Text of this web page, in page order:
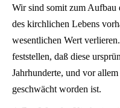
Wir sind somit zum
des kirchlichen Lebens
wesentlichen Wert
feststellen, daß diese
Jahrhunderte, und vor
geschwächt worden ist.